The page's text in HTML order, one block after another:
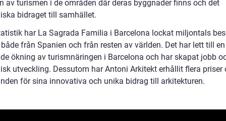
av turismen i de områden där deras byggnader finns och det
bidraget till samhället.
har La Sagrada Familia i Barcelona lockat miljontals
både från Spanien och från resten av världen. Det har lett till en
ökning av turismnäringen i Barcelona och har skapat jobb
utveckling. Dessutom har Antoni Arkitekt erhållit flera priser
för sina innovativa och unika bidrag till arkitekturen.